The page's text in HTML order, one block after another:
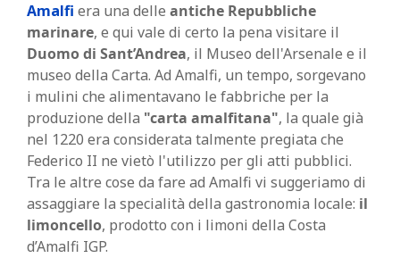
Amalfi era una delle antiche Repubbliche
marinare, e qui vale di certo la pena visitare il
Duomo di Sant’Andrea, il Museo dell'Arsenale e il
museo della Carta. Ad Amalfi, un tempo, sorgevano
i mulini che alimentavano le fabbriche per la
produzione della "carta amalfitana", la quale già
nel 1220 era considerata talmente pregiata che
Federico II ne vietò l'utilizzo per gli atti pubblici.
Tra le altre cose da fare ad Amalfi vi suggeriamo di
assaggiare la specialità della gastronomia locale: il
limoncello, prodotto con i limoni della Costa
d’Amalfi IGP.